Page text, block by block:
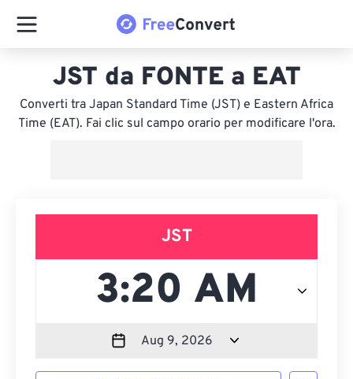
JST da FONTE a EAT
Converti tra Japan Standard Time (JST) e Eastern Africa
Time (EAT). Fai clic sul campo orario per modificare l'ora.
JST